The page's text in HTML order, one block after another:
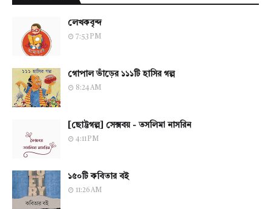
লেখকবৃন্দ
7:53 PM
গোপাল ভাঁড়ের ১১১টি হাসির গল্প
8:24 AM
[ছোট্টগল্প] সেক্সবয় - তসলিমা নাসরিন
4:11 PM
১৫০টি কবিতার বই
11:26 AM